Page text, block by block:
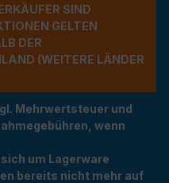
SIND A
GELTEN A
BU
(WEITERE LÄNDER NU
Mehrwertsteuer und
wenn
um Lagerware
bereits nicht mehr auf